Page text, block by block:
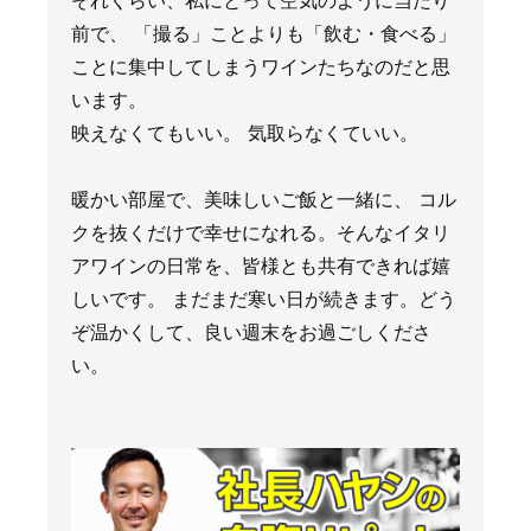
前で、 「撮る」ことよりも「飲む・食べる」
ことに集中してしまうワインたちなのだと思
います。
映えなくてもいい。 気取らなくていい。
暖かい部屋で、美味しいご飯と一緒に、 コル
クを抜くだけで幸せになれる。そんなイタリ
アワインの日常を、皆様とも共有できれば嬉
しいです。 まだまだ寒い日が続きます。どう
ぞ温かくして、良い週末をお過ごしくださ
い。